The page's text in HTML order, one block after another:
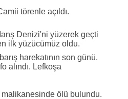
törenle açıldı.
Denizi'ni yüzerek geçti
ilk yüzücümüz oldu.
harekatının son günü.
alındı. Lefkoşa
malikanesinde ölü bulundu.